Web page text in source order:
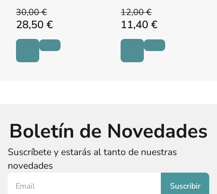
30,00 €
28,50 €
12,00 €
11,40 €
Boletín de Novedades
Suscríbete y estarás al tanto de nuestras
novedades